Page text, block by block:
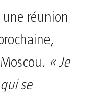
une réunion
. « Je
se